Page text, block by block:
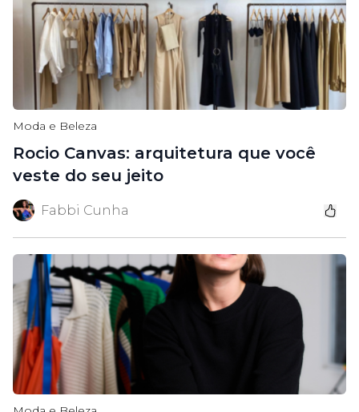
Moda e Beleza
Rocio Canvas: arquitetura que você
veste do seu jeito
Fabbi Cunha